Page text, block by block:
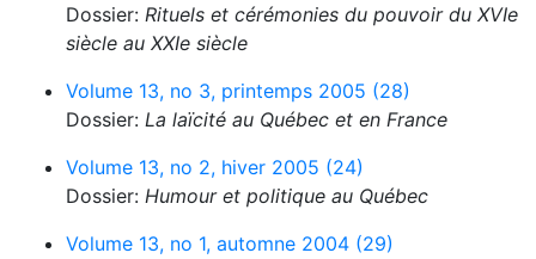
Dossier: Rituels et cérémonies du pouvoir du XVIe
siècle au XXIe siècle
Volume 13, no 3, printemps 2005 (28)
Dossier: La laïcité au Québec et en France
Volume 13, no 2, hiver 2005 (24)
Dossier: Humour et politique au Québec
Volume 13, no 1, automne 2004 (29)